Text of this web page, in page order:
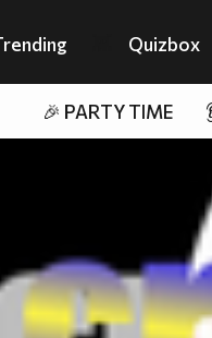
Quizbox
🎉 PARTY TIME